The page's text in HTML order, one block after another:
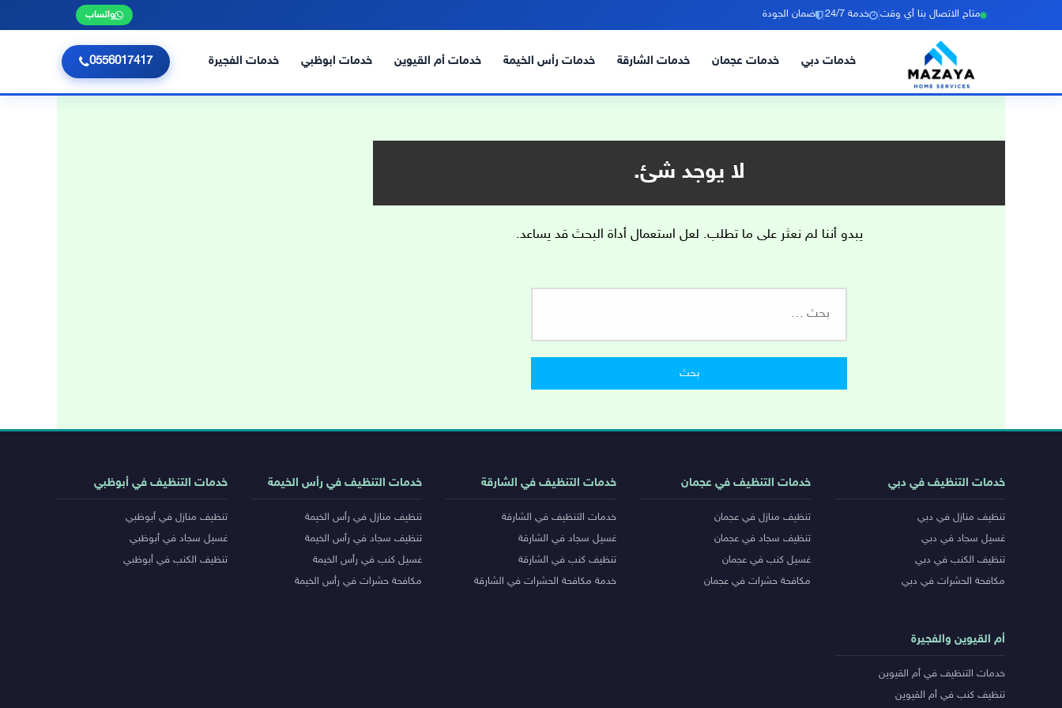
متاح الاتصال بنا أي وقت خدمة 24/7 | ضمان الجودة واتساب
خدمات دبي خدمات عجمان خدمات الشارقة خدمات رأس الخيمة خدمات أم القيوين خدمات ابوظبي خدمات الفجيرة 0556017417
لا يوجد شئ.
يبدو أننا لم نعثر على ما تطلب. لعل استعمال أداة البحث قد يساعد.
روابط
المدن
خدمات التنظيف في دبي
تنظيف منازل في دبي
غسيل سجاد في دبي
تنظيف الكنب في دبي
مكافحة الحشرات في دبي
خدمات التنظيف في عجمان
تنظيف منازل في عجمان
تنظيف سجاد في عجمان
غسيل كنب في عجمان
مكافحة حشرات في عجمان
خدمات التنظيف في الشارقة
خدمات التنظيف في الشارقة
غسيل سجاد في الشارقة
تنظيف كنب في الشارقة
خدمة مكافحة الحشرات في الشارقة
خدمات التنظيف في رأس الخيمة
تنظيف منازل في رأس الخيمة
تنظيف سجاد في رأس الخيمة
غسيل كنب في رأس الخيمة
مكافحة حشرات في رأس الخيمة
خدمات التنظيف في أبوظبي
تنظيف منازل في أبوظبي
غسيل سجاد في أبوظبي
تنظيف الكنب في أبوظبي
أم القيوين والفجيرة
خدمات التنظيف في أم القيوين
تنظيف كنب في أم القيوين